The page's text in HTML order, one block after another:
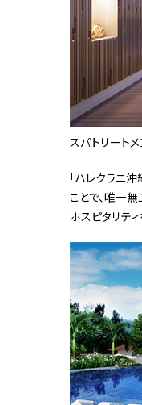
スパトリート
「ハレクラニ
ことで、唯一
ホスピタリテ